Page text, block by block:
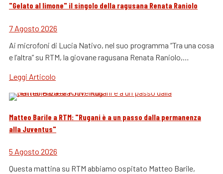
"Gelato al limone" il singolo della ragusana Renata Raniolo
7 Agosto 2026
Ai microfoni di Lucia Nativo, nel suo programma “Tra una cosa
e l’altra” su RTM, la giovane ragusana Renata Raniolo,…
Leggi Articolo
Matteo Barile a RTM: "Rugani è a un passo dalla permanenza
alla Juventus"
5 Agosto 2026
Questa mattina su RTM abbiamo ospitato Matteo Barile,